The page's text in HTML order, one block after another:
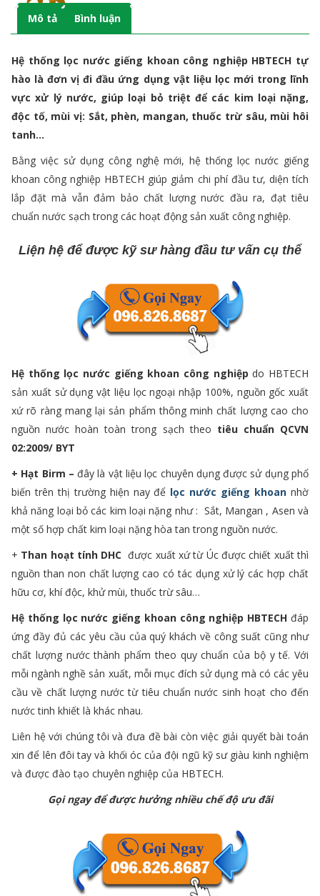
Mô tả Bình luận
Hệ thống lọc nước giếng khoan công nghiệp HBTECH tự
hào là đơn vị đi đầu ứng dụng vật liệu lọc mới trong lĩnh
vực xử lý nước, giúp loại bỏ triệt để các kim loại nặng,
độc tố, mùi vị: Sắt, phèn, mangan, thuốc trừ sâu, mùi hôi
tanh…
Bằng việc sử dụng công nghệ mới, hệ thống lọc nước giếng
khoan công nghiệp HBTECH giúp giảm chi phí đầu tư, diện tích
lắp đặt mà vẫn đảm bảo chất lượng nước đầu ra, đạt tiêu
chuẩn nước sạch trong các hoạt động sản xuất công nghiệp.
Liện hệ để được kỹ sư hàng đầu tư vấn cụ thể
Hệ thống lọc nước giếng khoan công nghiệp do HBTECH
sản xuất sử dụng vật liệu lọc ngoại nhập 100%, nguồn gốc xuất
xứ rõ ràng mang lại sản phẩm thông minh chất lượng cao cho
nguồn nước hoàn toàn trong sạch theo tiêu chuẩn QCVN
02:2009/ BYT
+ Hạt Birm –đây là vật liệu lọc chuyên dụng được sử dụng phổ
biến trên thị trường hiện nay để lọc nước giếng khoan nhờ
khả năng loại bỏ các kim loại nặng như : Sắt, Mangan , Asen và
một số hợp chất kim loại nặng hòa tan trong nguồn nước.
+ Than hoạt tính DHC được xuất xứ từ Úc được chiết xuất thì
nguồn than non chất lượng cao có tác dụng xử lý các hợp chất
hữu cơ, khí độc, khử mùi, thuốc trừ sâu…
Hệ thống lọc nước giếng khoan công nghiệp HBTECH đáp
ứng đầy đủ các yêu cầu của quý khách về công suất cũng như
chất lượng nước thành phẩm theo quy chuẩn của bộ y tế. Với
mỗi ngành nghề sản xuất, mỗi mục đích sử dụng mà có các yêu
cầu về chất lượng nước từ tiêu chuẩn nước sinh hoạt cho đến
nước tinh khiết là khác nhau.
Liên hệ với chúng tôi và đưa đề bài còn việc giải quyết bài toán
xin để lên đôi tay và khối óc của đội ngũ kỹ sư giàu kinh nghiệm
và được đào tạo chuyên nghiệp của HBTECH.
Gọi ngay để được hưởng nhiều chế độ ưu đãi